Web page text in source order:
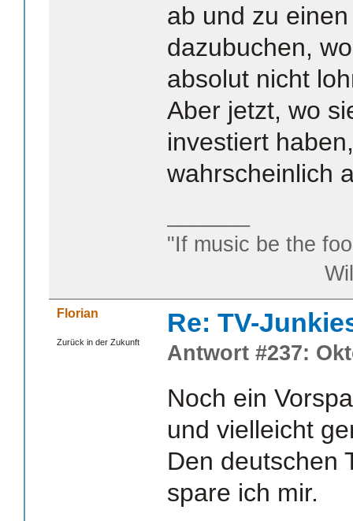
ab und zu
dazubuchen,
absolut nicht
Aber jetzt, wo
investiert
wahrscheinlich
"If music be the
William
Florian
Zurück in der Zukunft
Re: TV-
Antwort #237:
Noch ein
und vielleicht
Den deutschen
spare ich mir.